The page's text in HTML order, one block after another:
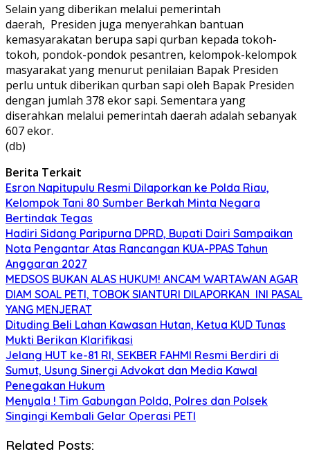
Selain yang diberikan melalui pemerintah
daerah, Presiden juga menyerahkan bantuan
kemasyarakatan berupa sapi qurban kepada tokoh-
tokoh, pondok-pondok pesantren, kelompok-kelompok
masyarakat yang menurut penilaian Bapak Presiden
perlu untuk diberikan qurban sapi oleh Bapak Presiden
dengan jumlah 378 ekor sapi. Sementara yang
diserahkan melalui pemerintah daerah adalah sebanyak
607 ekor.
(db)
Berita Terkait
Esron Napitupulu Resmi Dilaporkan ke Polda Riau,
Kelompok Tani 80 Sumber Berkah Minta Negara
Bertindak Tegas
Hadiri Sidang Paripurna DPRD, Bupati Dairi Sampaikan
Nota Pengantar Atas Rancangan KUA-PPAS Tahun
Anggaran 2027
MEDSOS BUKAN ALAS HUKUM! ANCAM WARTAWAN AGAR
DIAM SOAL PETI, TOBOK SIANTURI DILAPORKAN INI PASAL
YANG MENJERAT
Dituding Beli Lahan Kawasan Hutan, Ketua KUD Tunas
Mukti Berikan Klarifikasi
Jelang HUT ke-81 RI, SEKBER FAHMI Resmi Berdiri di
Sumut, Usung Sinergi Advokat dan Media Kawal
Penegakan Hukum
Menyala ! Tim Gabungan Polda, Polres dan Polsek
Singingi Kembali Gelar Operasi PETI
Related Posts: